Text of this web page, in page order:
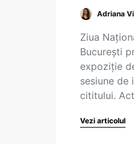
Adriana
Ziua
București
expoziție
sesiune de
cititului.
Vezi articolul